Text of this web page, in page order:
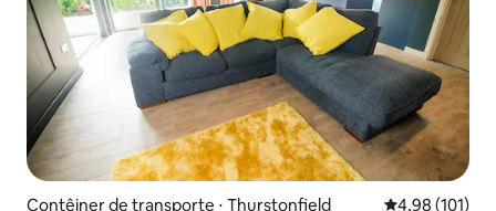
Contêiner de transporte ⋅ Thurstonfield 4,98 de uma
4,98 (101)